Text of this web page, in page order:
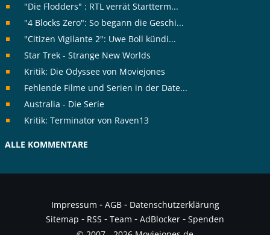
"Die Flodders" : RTL verrät Startterm...
"4 Blocks Zero": So begann die Geschi...
"Citizen Vigilante 2": Uwe Boll kündi...
Star Trek - Strange New Worlds
Kritik: Die Odyssee von Moviejones
Fehlende Filme und Serien in der Date...
Australia - Die Serie
Kritik: Terminator von Raven13
ALLE KOMMENTARE
Impressum - AGB- Datenschutzerklärung
Sitemap - RSS - Team - AdBlocker - Spenden